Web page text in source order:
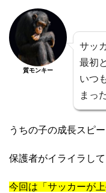
質モンキー
サッ
最初
いつ
まっ
うちの子の成長スピー
保護者がイライラし
今回は「サッカーが